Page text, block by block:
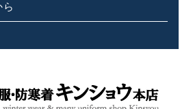
容をお選びください。
によくあるご質問